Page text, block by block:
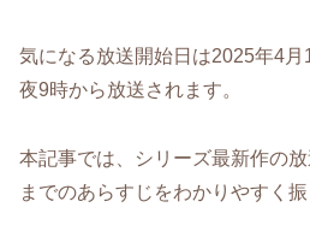
気になる放送開始日は2025年4
夜9時から放送されます。
本記事では、シリーズ最新作の
までのあらすじをわかりやすく振